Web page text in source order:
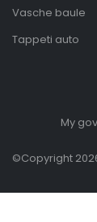
Vasche baule
Tappeti auto
My
©Copyright